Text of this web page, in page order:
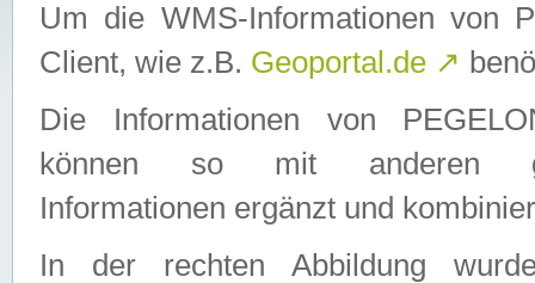
Um die WMS-Informationen von
Client, wie z.B. Geoportal.de ↗
Die Informationen von
können so mit anderen
Informationen ergänzt und
In der rechten Abbildung